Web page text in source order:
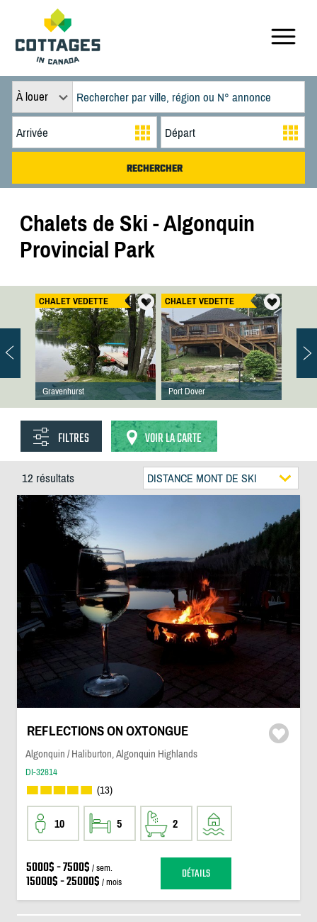
À louer
Chalets de Ski - Algonquin
Provincial Park
CHALET VEDETTE
Gravenhurst
CHALET VEDETTE
Port Dover
FILTRES VOIR LA CARTE
12 résultats DISTANCE MONT DE SKI
REFLECTIONS ON OXTONGUE
Algonquin / Haliburton, Algonquin Highlands
DI-32814
(13)
10 5 2
5000$ - 7500$ / sem.
15000$ - 25000$ / mois DÉTAILS